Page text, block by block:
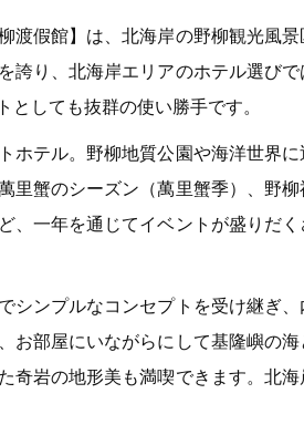
渡假館】は、北海岸の野柳観光風
誇り、北海岸エリアのホテル選び
しても抜群の使い勝手です。
ホテル。野柳地質公園や海洋世界
里蟹のシーズン（萬里蟹季）、野
、一年を通じてイベントが盛りだ
シンプルなコンセプトを受け継ぎ
お部屋にいながらにして基隆嶼の
奇岩の地形美も満喫できます。北